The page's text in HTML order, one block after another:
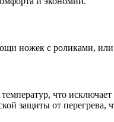
ножек с роликами,
что
защиты от перегрева,